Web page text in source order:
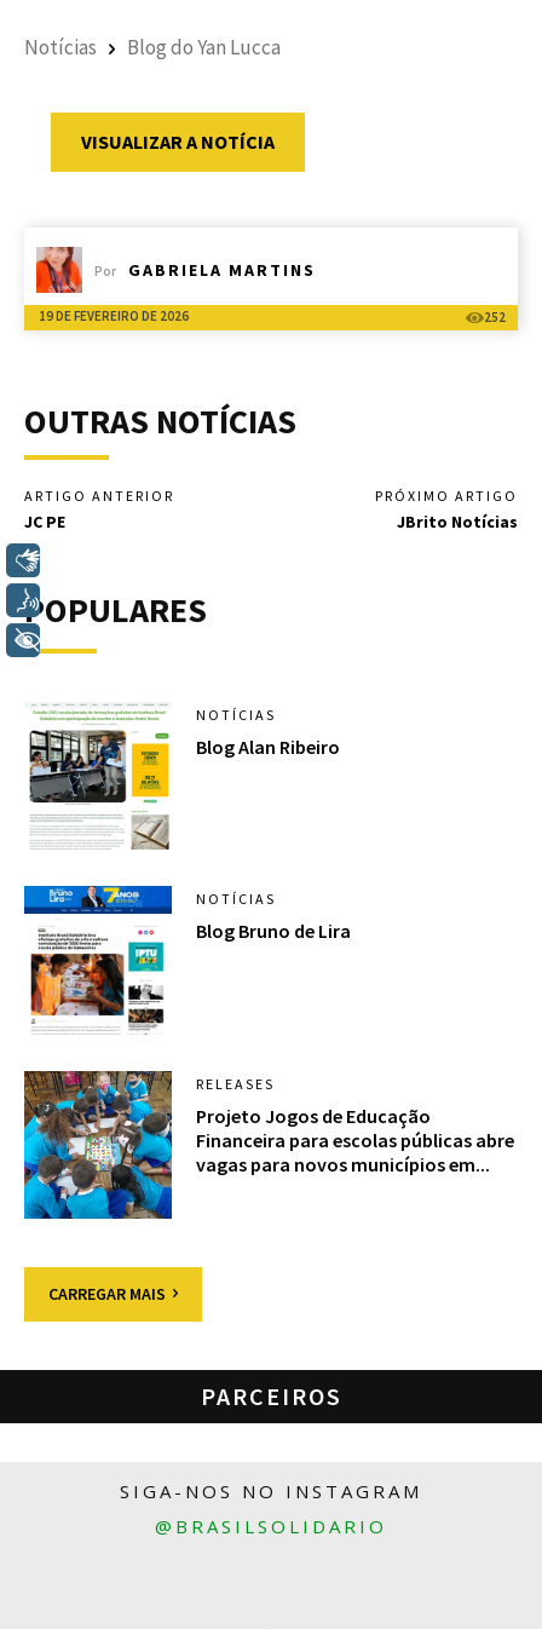
Notícias Blog do Yan Lucca
VISUALIZAR A NOTÍCIA
Por GABRIELA MARTINS
19 DE FEVEREIRO DE 2026 252
OUTRAS NOTÍCIAS
ARTIGO ANTERIOR
JC PE
PRÓXIMO ARTIGO
JBrito Notícias
POPULARES
NOTÍCIAS
Blog Alan Ribeiro
NOTÍCIAS
Blog Bruno de Lira
RELEASES
Projeto Jogos de Educação
Financeira para escolas públicas abre
vagas para novos municípios em...
CARREGAR MAIS
PARCEIROS
SIGA-NOS NO INSTAGRAM
@BRASILSOLIDARIO
Voz